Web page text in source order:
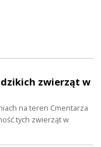
zwierząt w
na teren Cmentarza
tych zwierząt w